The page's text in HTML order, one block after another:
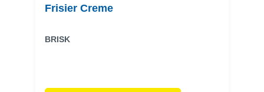
Frisier Creme
BRISK